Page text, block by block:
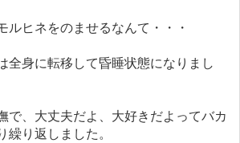
ルヒネをのませるなんて・・・
全身に転移して昏睡状態になりまし
で、大丈夫だよ、大好きだよってバカ
り返しました。